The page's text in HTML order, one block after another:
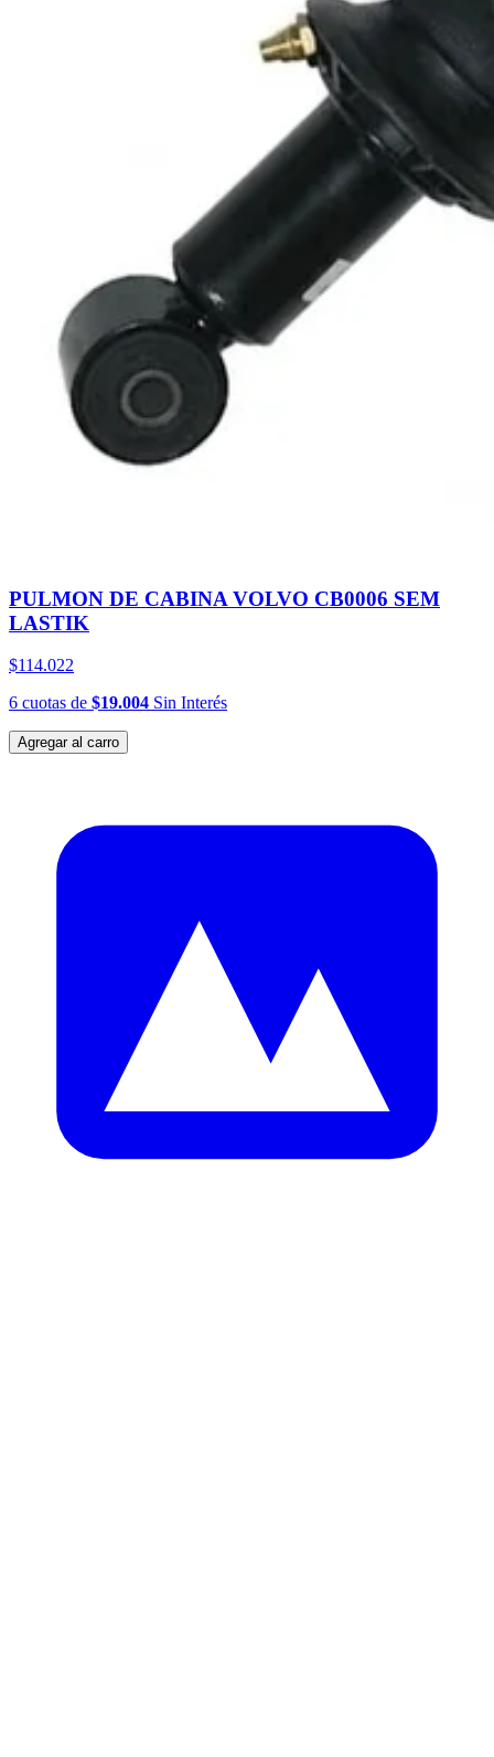
PULMON DE CABINA VOLVO CB0006 SEM
LASTIK
$114.022
6 cuotas de $19.004 Sin Interés
Agregar al carro